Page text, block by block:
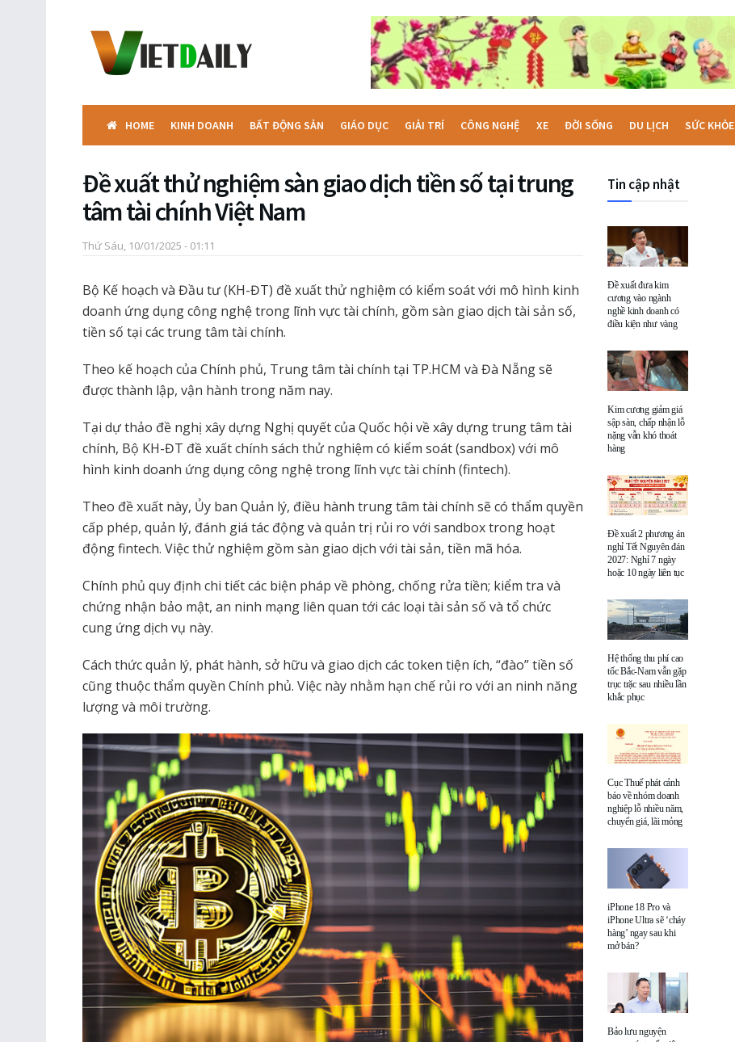
HOME KINH DOANH BẤT ĐỘNG SẢN GIÁO DỤC GIẢI TRÍ CÔNG NGHỆ XE ĐỜI SỐNG DU LỊCH SỨC KHỎE
Đề xuất thử nghiệm sàn giao dịch tiền số tại trung
tâm tài chính Việt Nam
Thứ Sáu, 10/01/2025 - 01:11
Bộ Kế hoạch và Đầu tư (KH-ĐT) đề xuất thử nghiệm có kiểm soát với mô hình kinh
doanh ứng dụng công nghệ trong lĩnh vực tài chính, gồm sàn giao dịch tài sản số,
tiền số tại các trung tâm tài chính.
Theo kế hoạch của Chính phủ, Trung tâm tài chính tại TP.HCM và Đà Nẵng sẽ
được thành lập, vận hành trong năm nay.
Tại dự thảo đề nghị xây dựng Nghị quyết của Quốc hội về xây dựng trung tâm tài
chính, Bộ KH-ĐT đề xuất chính sách thử nghiệm có kiểm soát (sandbox) với mô
hình kinh doanh ứng dụng công nghệ trong lĩnh vực tài chính (fintech).
Theo đề xuất này, Ủy ban Quản lý, điều hành trung tâm tài chính sẽ có thẩm quyền
cấp phép, quản lý, đánh giá tác động và quản trị rủi ro với sandbox trong hoạt
động fintech. Việc thử nghiệm gồm sàn giao dịch với tài sản, tiền mã hóa.
Chính phủ quy định chi tiết các biện pháp về phòng, chống rửa tiền; kiểm tra và
chứng nhận bảo mật, an ninh mạng liên quan tới các loại tài sản số và tổ chức
cung ứng dịch vụ này.
Cách thức quản lý, phát hành, sở hữu và giao dịch các token tiện ích, “đào” tiền số
cũng thuộc thẩm quyền Chính phủ. Việc này nhằm hạn chế rủi ro với an ninh năng
lượng và môi trường.
Tin cập nhật
Đề xuất đưa kim
cương vào ngành
nghề kinh doanh có
điều kiện như vàng
Kim cương giảm giá
sập sàn, chấp nhận lỗ
nặng vẫn khó thoát
hàng
Đề xuất 2 phương án
nghỉ Tết Nguyên đán
2027: Nghỉ 7 ngày
hoặc 10 ngày liên tục
Hệ thống thu phí cao
tốc Bắc-Nam vẫn gặp
trục trặc sau nhiều lần
khắc phục
Cục Thuế phát cảnh
báo về nhóm doanh
nghiệp lỗ nhiều năm,
chuyển giá, lãi mỏng
iPhone 18 Pro và
iPhone Ultra sẽ ‘cháy
hàng’ ngay sau khi
mở bán?
Bảo lưu nguyện